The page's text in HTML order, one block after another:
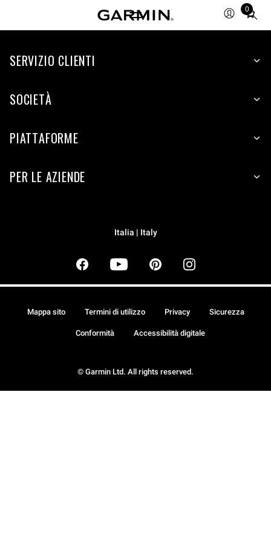
0
Total
items
cart:
SERVIZIO CLIENTI
SOCIETÀ
PIATTAFORME
PER LE AZIENDE
Italia | Italy
© Garmin Ltd. All rights reserved.
Mappa sito Termini di utilizzo Privacy Sicurezza
Conformità Accessibilità digitale